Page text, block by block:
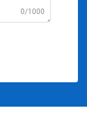
0/1000